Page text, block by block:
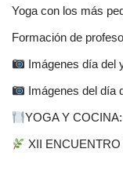
Yoga con los más
Formación de
Imágenes día del
Imágenes del día
YOGA Y
XII